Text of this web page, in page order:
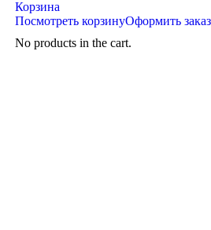
Корзина
Посмотреть корзинуОформить заказ
No products in the cart.